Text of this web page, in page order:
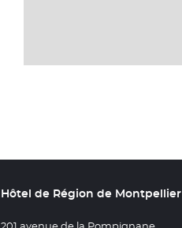
Hôtel de Région de Montpellier
201 avenue de la Pompignane